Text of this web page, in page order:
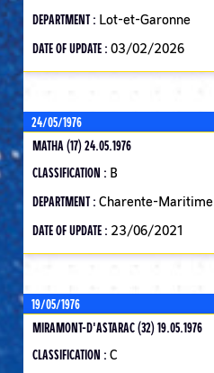
DEPARTMENT : Lot-et-Garonne
DATE OF UPDATE : 03/02/2026
24/05/1976
MATHA (17) 24.05.1976
CLASSIFICATION : B
DEPARTMENT : Charente-Maritime
DATE OF UPDATE : 23/06/2021
19/05/1976
MIRAMONT-D'ASTARAC (32) 19.05.1976
CLASSIFICATION : C